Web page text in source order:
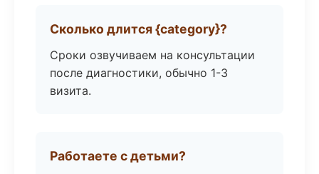
Сколько длится {category}?
Сроки озвучиваем на консультации
после диагностики, обычно 1-3
визита.
Работаете с детьми?